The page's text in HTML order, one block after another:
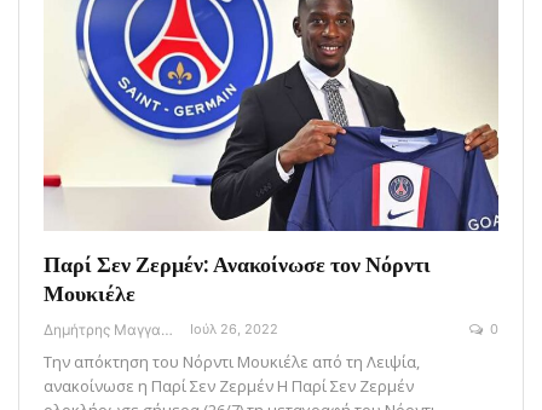
Παρί Σεν Ζερμέν: Ανακοίνωσε τον Νόρντι
Μουκιέλε
Δημήτρης Μαγγανάρης Ιούλ 26, 2022 0
Την απόκτηση του Νόρντι Μουκιέλε από τη Λειψία,
ανακοίνωσε η Παρί Σεν Ζερμέν H Παρί Σεν Ζερμέν